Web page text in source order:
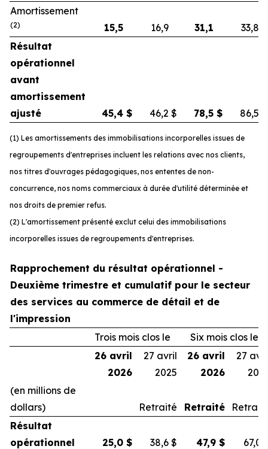
Amortissement
(2) 15,5 16,9 31,1
33,8
Résultat
opérationnel
avant
amortissement
ajusté
45,4 $ 46,2 $ 78,5 $ 86,5
(1) Les amortissements des immobilisations incorporelles issues de
regroupements d'entreprises incluent les relations avec nos clients,
nos titres d'ouvrages pédagogiques, nos ententes de non-
concurrence, nos noms commerciaux à durée d'utilité déterminée et
nos droits de premier refus.
(2) L'amortissement présenté exclut celui des immobilisations
incorporelles issues de regroupements d'entreprises.
Rapprochement du résultat opérationnel -
Deuxième trimestre et cumulatif pour le secteur
des services au commerce de détail et de
l'impression
Trois mois clos le
Six mois clos le
26 avril
2026
27 avril
2025
26 avril
2026
27
(en millions de
dollars)
Retraité Retraité
Résultat
opérationnel
25,0 $ 38,6 $ 47,9 $ 67,0